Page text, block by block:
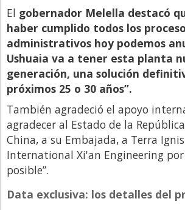
Sociedad
Tecnología
Tendencias
Viajes
El gobernador Melella destacó
haber cumplido todos los
administrativos hoy podemos
Ushuaia va a tener esta planta
generación, una solución
próximos 25 o 30 años”.
También agradeció el apoyo
agradecer al Estado de la
China, a su Embajada, a Terra
International Xi'an Engineering
posible”.
Data exclusiva: los detalles del